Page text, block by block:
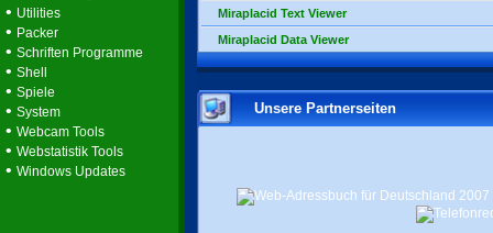
• Utilities
• Packer
• Schriften Programme
• Shell
• Spiele
• System
• Webcam Tools
• Webstatistik Tools
• Windows Updates
Miraplacid Text Viewer
Miraplacid Data Viewer
Unsere Partnerseiten